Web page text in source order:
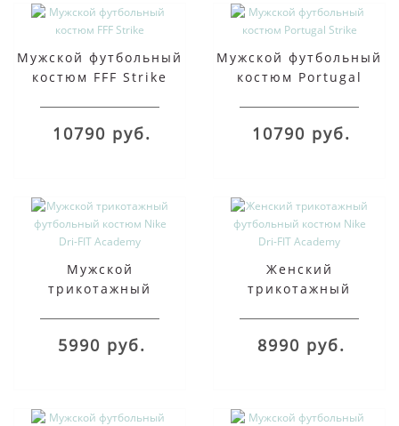
Мужской футбольный
костюм FFF Strike
10790 руб.
Мужской футбольный
костюм Portugal
10790 руб.
Мужской
трикотажный
5990 руб.
Женский
трикотажный
8990 руб.